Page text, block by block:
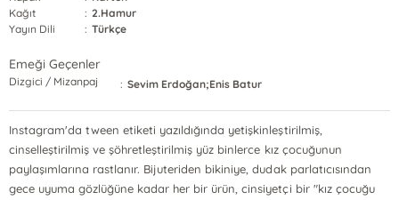
Kağıt
: 2.Hamur
Yayın Dili
: Türkçe
Emeği Geçenler
Dizgici / Mizanpaj : Sevim Erdoğan;Enis Batur
Instagram'da tween etiketi yazıldığında yetişkinleştirilmiş,
cinselleştirilmiş ve şöhretleştirilmiş yüz binlerce kız çocuğunun
paylaşımlarına rastlanır. Bijuteriden bikiniye, dudak parlatıcısından
gece uyuma gözlüğüne kadar her bir ürün, cinsiyetçi bir "kız çocuğu